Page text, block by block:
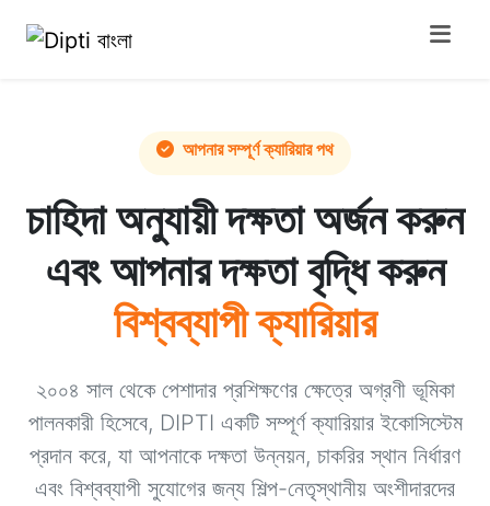
আপনার সম্পূর্ণ ক্যারিয়ার পথ
চাহিদা অনুযায়ী দক্ষতা অর্জন করুন
এবং আপনার দক্ষতা বৃদ্ধি করুন
বিশ্বব্যাপী ক্যারিয়ার
২০০৪ সাল থেকে পেশাদার প্রশিক্ষণের ক্ষেত্রে অগ্রণী ভূমিকা
পালনকারী হিসেবে, DIPTI একটি সম্পূর্ণ ক্যারিয়ার ইকোসিস্টেম
প্রদান করে, যা আপনাকে দক্ষতা উন্নয়ন, চাকরির স্থান নির্ধারণ
এবং বিশ্বব্যাপী সুযোগের জন্য শিল্প-নেতৃস্থানীয় অংশীদারদের